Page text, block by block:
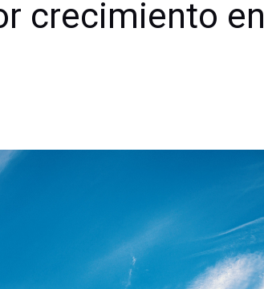
crecimiento en